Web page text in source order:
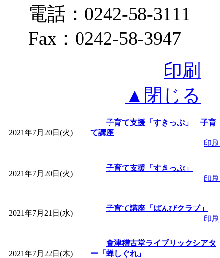
電話：0242-58-3111
Fax：0242-58-3947
印刷
▲閉じる
2021年7月20日(火)
子育て支援「すきっぷ」 子育
て講座
印刷
2021年7月20日(火)
子育て支援「すきっぷ」
印刷
2021年7月21日(水)
子育て講座「ばんびクラブ」
印刷
2021年7月22日(木)
會津稽古堂ライブリックシアタ
ー「蝉しぐれ」